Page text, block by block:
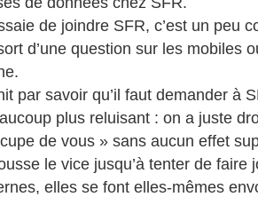
de joindre SFR, c’est un peu
d’une question sur les mobiles
par savoir qu’il faut demander à
plus reluisant : on a juste
de vous » sans aucun effet
le vice jusqu’à tenter de faire
elles se font elles-mêmes